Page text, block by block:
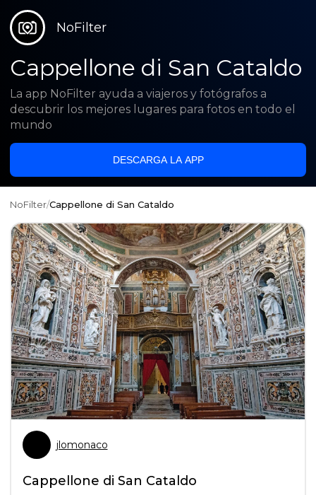
NoFilter
Cappellone di San Cataldo
La app NoFilter ayuda a viajeros y fotógrafos a
descubrir los mejores lugares para fotos en todo el
mundo
DESCARGA LA APP
NoFilter/Cappellone di San Cataldo
jlomonaco
Cappellone di San Cataldo